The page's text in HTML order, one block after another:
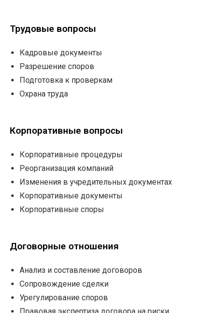
Трудовые вопросы
Кадровые документы
Разрешение споров
Подготовка к проверкам
Охрана труда
Корпоративные вопросы
Корпоративные процедуры
Реорганизация компаний
Изменения в учредительных документах
Корпоративные документы
Корпоративные споры
Договорные отношения
Анализ и составление договоров
Сопровождение сделки
Урегулирование споров